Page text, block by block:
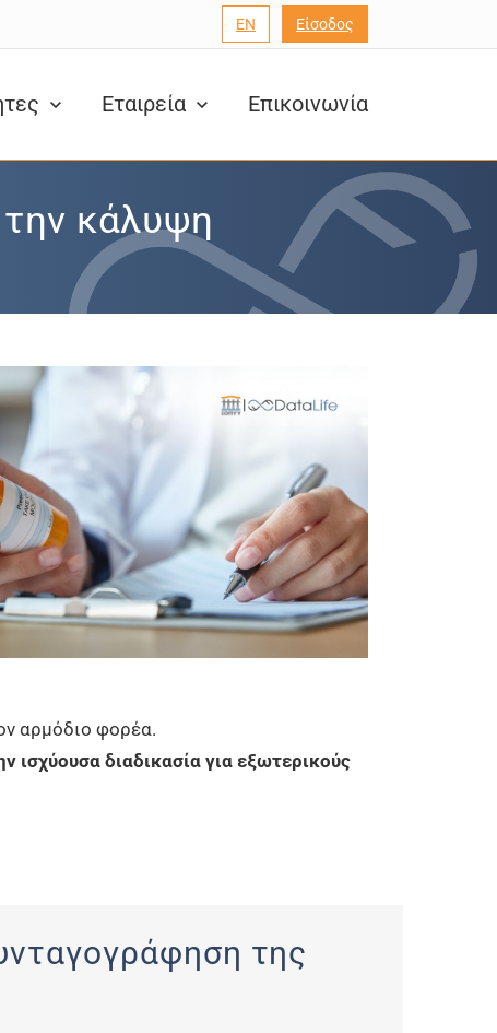
EN Είσοδος
Εταιρεία Επικοινωνία
κάλυψη
αρμόδιο φορέα.
ισχύουσα διαδικασία για εξωτερικούς
της